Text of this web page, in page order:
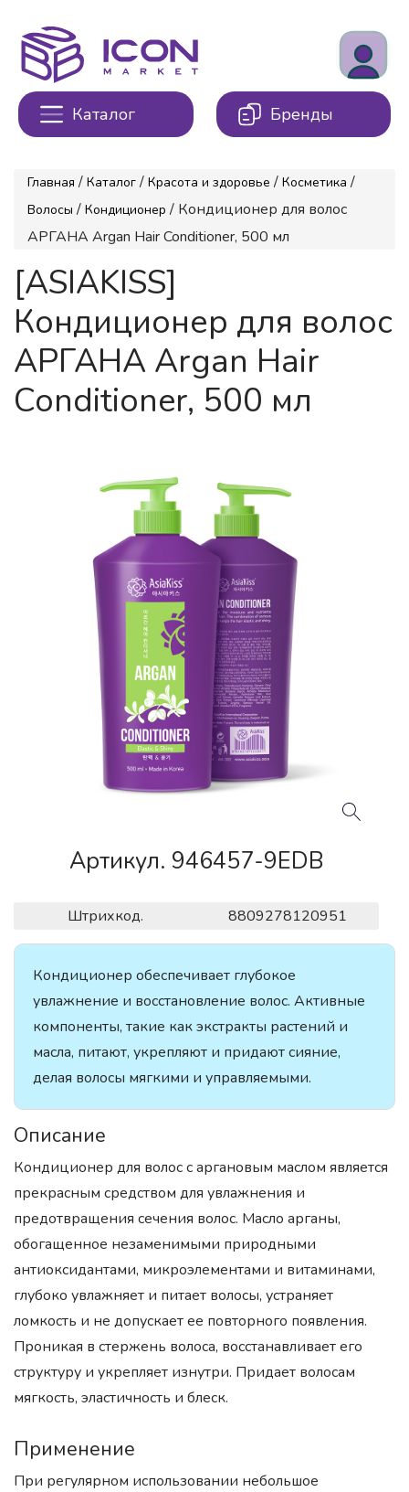
Каталог Бренды
Главная / Каталог / Красота и здоровье / Косметика /
Волосы / Кондиционер / Кондиционер для волос
АРГАНА Argan Hair Conditioner, 500 мл
[ASIAKISS]
Кондиционер для волос
АРГАНА Argan Hair
Conditioner, 500 мл
Артикул. 946457-9EDB
Штрихкод. 8809278120951
Кондиционер обеспечивает глубокое
увлажнение и восстановление волос. Активные
компоненты, такие как экстракты растений и
масла, питают, укрепляют и придают сияние,
делая волосы мягкими и управляемыми.
Описание
Кондиционер для волос с аргановым маслом является
прекрасным средством для увлажнения и
предотвращения сечения волос. Масло арганы,
обогащенное незаменимыми природными
антиоксидантами, микроэлементами и витаминами,
глубоко увлажняет и питает волосы, устраняет
ломкость и не допускает ее повторного появления.
Проникая в стержень волоса, восстанавливает его
структуру и укрепляет изнутри. Придает волосам
мягкость, эластичность и блеск.
Применение
При регулярном использовании небольшое